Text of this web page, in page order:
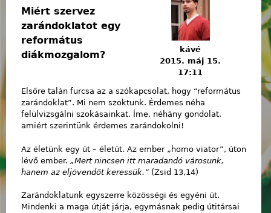
kávé
2015. máj 15.
17:11
Miért szervez
zarándoklatot egy
református
diákmozgalom?
Elsőre talán furcsa az a szókapcsolat, hogy “református
zarándoklat”. Mi nem szoktunk. Érdemes néha
felülvizsgálni szokásainkat. Íme, néhány gondolat,
amiért szerintünk érdemes zarándokolni!
Az életünk egy út – életút. Az ember „homo viator”, úton
lévő ember. „Mert nincsen itt maradandó városunk,
hanem az eljövendőt keressük.” (Zsid 13,14)
Zarándoklatunk egyszerre közösségi és egyéni út.
Mindenki a maga útját járja, egymásnak pedig útitársai